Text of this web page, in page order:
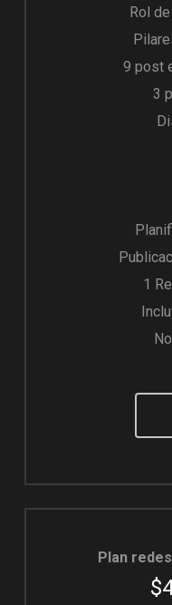
Rol
9 post
3
1
Plan